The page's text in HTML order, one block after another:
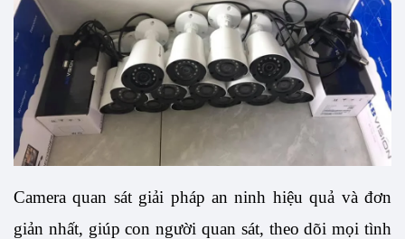
Camera quan sát giải pháp an ninh hiệu quả và đơn
giản nhất, giúp con người quan sát, theo dõi mọi tình